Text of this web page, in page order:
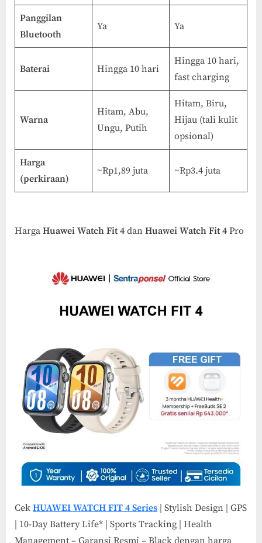
Panggilan
Bluetooth
Ya Ya
Baterai Hingga 10 hari
Hingga 10 hari,
fast charging
Warna
Hitam, Abu,
Ungu, Putih
Hitam, Biru,
Hijau (tali kulit
opsional)
Harga
(perkiraan)
~Rp1,89 juta ~Rp3.4 juta
Harga Huawei Watch Fit 4 dan Huawei Watch Fit 4 Pro
Cek HUAWEI WATCH FIT 4 Series | Stylish Design | GPS
| 10-Day Battery Life* | Sports Tracking | Health